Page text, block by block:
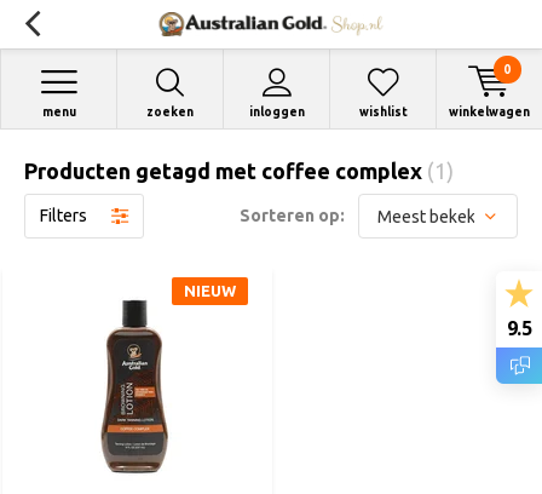
zoeken inloggen
menu wishlist winkelwagen
0
Producten getagd met coffee complex (1)
Filters Sorteren op:
NIEUW
9.5